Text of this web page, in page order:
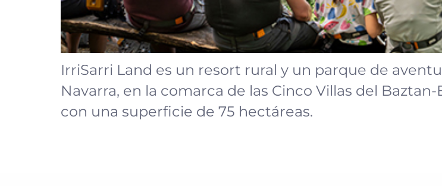
IrriSarri Land es un resort rural y un parque de
Navarra, en la comarca de las Cinco Villas del
con una superficie de 75 hectáreas.